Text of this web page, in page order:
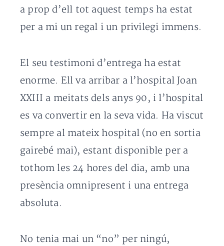
a prop d’ell tot aquest temps ha estat
per a mi un regal i un privilegi immens.
El seu testimoni d’entrega ha estat
enorme. Ell va arribar a l’hospital Joan
XXIII a meitats dels anys 90, i l’hospital
es va convertir en la seva vida. Ha viscut
sempre al mateix hospital (no en sortia
gairebé mai), estant disponible per a
tothom les 24 hores del dia, amb una
presència omnipresent i una entrega
absoluta.
No tenia mai un “no” per ningú,